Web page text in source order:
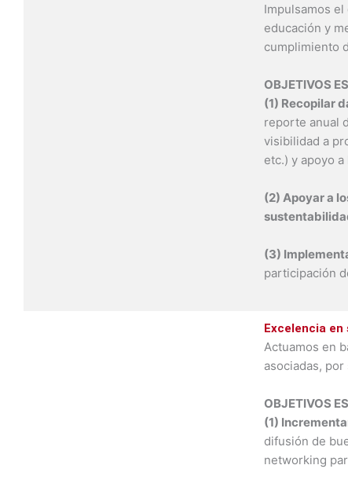
Impulsamos
educación y
cumplimiento
OBJETIVOS
(1) Recopilar
reporte anual
visibilidad a
etc.) y apoyo
(2) Apoyar a
(3)
participación
Excelencia en
Actuamos en
asociadas,
OBJETIVOS
(1)
difusión de
networking